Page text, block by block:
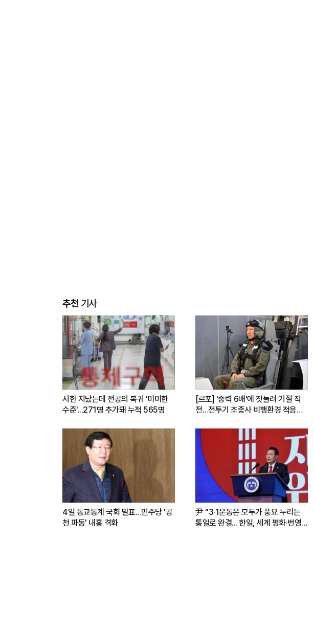
추천기사
시한 지났는데 전공의 복귀 '미미한
수준'...271명 추가돼 누적 565명
[르포] '중력 6배'에 짓눌려 기절 직
전…전투기 조종사 비행환경 적응훈
4일 동교동계 국회 발표…민주당 '공
천 파동' 내홍 격화
尹 "3·1운동은 모두가 풍요 누리는
통일로 완결... 한일, 세계 평화·번영